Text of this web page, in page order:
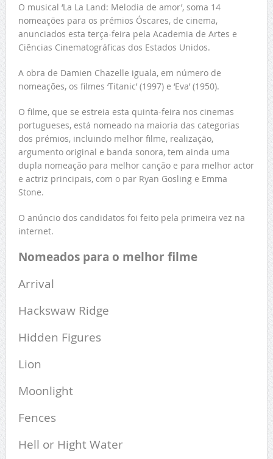
O musical ‘La La Land: Melodia de amor’, soma 14
nomeações para os prémios Óscares, de cinema,
anunciados esta terça-feira pela Academia de Artes e
Ciências Cinematográficas dos Estados Unidos.
A obra de Damien Chazelle iguala, em número de
nomeações, os filmes ‘Titanic’ (1997) e ‘Eva’ (1950).
O filme, que se estreia esta quinta-feira nos cinemas
portugueses, está nomeado na maioria das categorias
dos prémios, incluindo melhor filme, realização,
argumento original e banda sonora, tem ainda uma
dupla nomeação para melhor canção e para melhor actor
e actriz principais, com o par Ryan Gosling e Emma
Stone.
O anúncio dos candidatos foi feito pela primeira vez na
internet.
Nomeados para o melhor filme
Arrival
Hackswaw Ridge
Hidden Figures
Lion
Moonlight
Fences
Hell or Hight Water